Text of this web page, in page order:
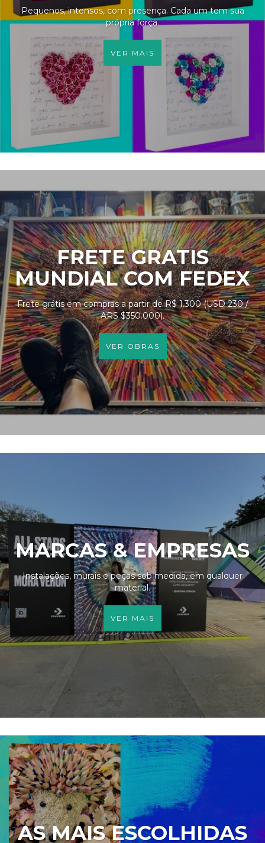
Pequenos, intensos, com presença. Cada um tem sua
própria força.
VER MAIS
FRETE GRATIS
MUNDIAL COM FEDEX
Frete grátis em compras a partir de R$ 1.300 (USD 230 /
ARS $350.000).
VER OBRAS
MARCAS & EMPRESAS
Instalações, murais e peças sob medida, em qualquer
material.
VER MAIS
AS MAIS ESCOLHIDAS